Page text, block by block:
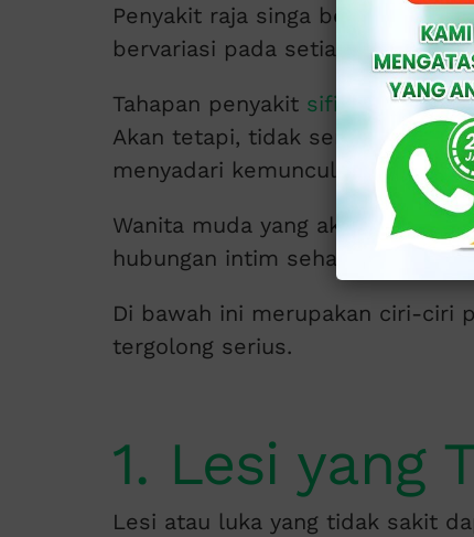
Penyakit raja singa berkembang
bervariasi pada setiap
Tahapan penyakit sifilisdimulai
Akan tetapi, tidak semua
menyadari kemunculannya.
Wanita muda yang aktif secara
hubungan intim sehat serta ibu
Di bawah ini merupakan ciri-ciri
tergolong serius.
1. Lesi yang
Lesi atau luka yang tidak sakit